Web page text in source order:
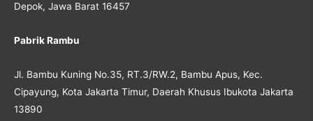
Depok, Jawa Barat 16457
Pabrik Rambu
Jl. Bambu Kuning No.35, RT.3/RW.2, Bambu Apus, Kec.
Cipayung, Kota Jakarta Timur, Daerah Khusus Ibukota Jakarta
13890